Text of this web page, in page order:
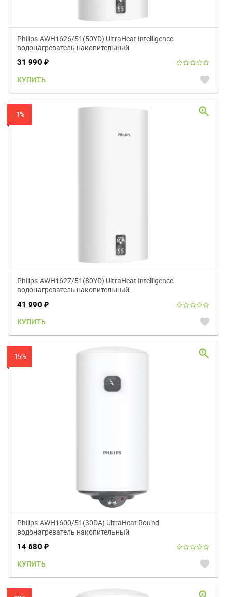
Philips AWH1626/51(50YD) UltraHeat Intelligence
водонагреватель накопительный
31 990 ₽
КУПИТЬ favorite
-1%
Philips AWH1627/51(80YD) UltraHeat Intelligence
водонагреватель накопительный
41 990 ₽
КУПИТЬ favorite
zoom_in
-15%
Philips AWH1600/51(30DA) UltraHeat Round
водонагреватель накопительный
14 680 ₽
КУПИТЬ favorite
zoom_in